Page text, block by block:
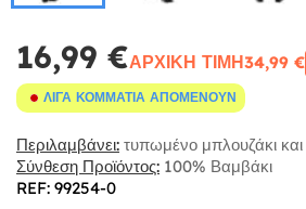
16,99 €ΑΡΧΙΚΉ ΤΙΜΉ34,99 €
ΛΊΓΑ ΚΟΜΜΆΤΙΑ ΑΠΟΜΈΝΟΥΝ
Περιλαμβάνει: τυπωμένο μπλουζάκι
Σύνθεση Προϊόντος: 100% Βαμβάκι
REF: 99254-0